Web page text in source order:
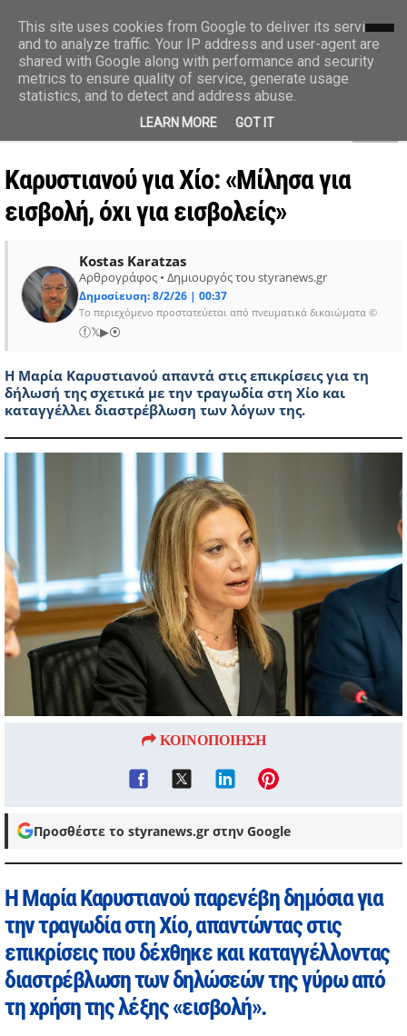
styranews.gr
Ειδήσεις-Γεγονότα-Επικαιρότητα
Καρυστιανού για Χίο: «Μίλησα για
εισβολή, όχι για εισβολείς»
Kostas Karatzas
Αρθρογράφος • Δημιουργός του styranews.gr
Δημοσίευση: 8/2/26 | 00:37
Το περιεχόμενο προστατεύεται από πνευματικά δικαιώματα ©
ⓕ𝕏▶⦿
Η Μαρία Καρυστιανού απαντά στις επικρίσεις για τη
δήλωσή της σχετικά με την τραγωδία στη Χίο και
καταγγέλλει διαστρέβλωση των λόγων της.
ΚΟΙΝΟΠΟΙΗΣΗ
Προσθέστε το styranews.gr στην Google
Η Μαρία Καρυστιανού παρενέβη δημόσια για
την τραγωδία στη Χίο, απαντώντας στις
επικρίσεις που δέχθηκε και καταγγέλλοντας
διαστρέβλωση των δηλώσεών της γύρω από
τη χρήση της λέξης «εισβολή».
This site uses cookies from Google to deliver its services
and to analyze traffic. Your IP address and user-agent are
shared with Google along with performance and security
metrics to ensure quality of service, generate usage
statistics, and to detect and address abuse.
LEARN MORE GOT IT